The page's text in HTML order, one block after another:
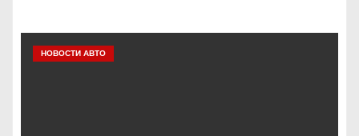
НОВОСТИ АВТО